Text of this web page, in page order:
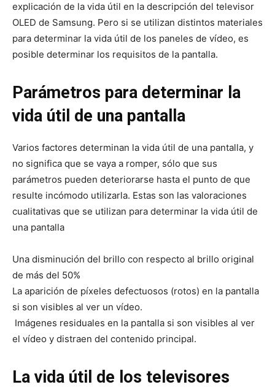
explicación de la vida útil en la descripción del televisor
OLED de Samsung. Pero si se utilizan distintos materiales
para determinar la vida útil de los paneles de vídeo, es
posible determinar los requisitos de la pantalla.
Parámetros para determinar la
vida útil de una pantalla
Varios factores determinan la vida útil de una pantalla, y
no significa que se vaya a romper, sólo que sus
parámetros pueden deteriorarse hasta el punto de que
resulte incómodo utilizarla. Estas son las valoraciones
cualitativas que se utilizan para determinar la vida útil de
una pantalla
Una disminución del brillo con respecto al brillo original
de más del 50%
La aparición de píxeles defectuosos (rotos) en la pantalla
si son visibles al ver un vídeo.
Imágenes residuales en la pantalla si son visibles al ver
el vídeo y distraen del contenido principal.
La vida útil de los televisores